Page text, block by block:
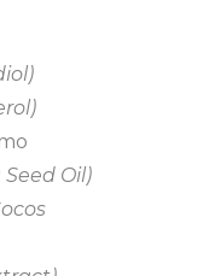
Oil)